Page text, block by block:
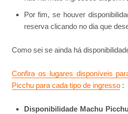
Por fim, se houver
reserva clicando no dia que
Como sei se ainda há
Confira os lugares disponíveis
Picchu para cada tipo de ingresso :
Disponibilidade Machu